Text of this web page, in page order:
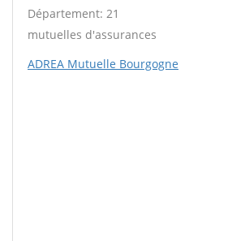
Département: 21
mutuelles d'assurances
ADREA Mutuelle Bourgogne